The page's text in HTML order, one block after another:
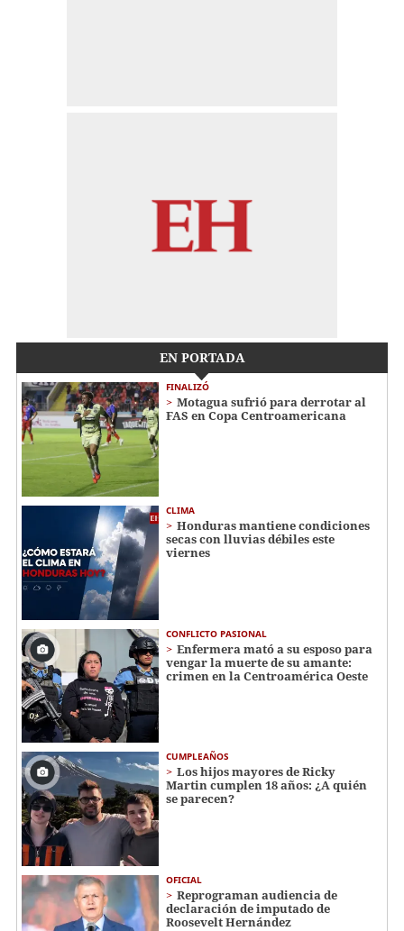
EN PORTADA
FINALIZÓ
Motagua sufrió para derrotar al
FAS en Copa Centroamericana
CLIMA
Honduras mantiene condiciones
secas con lluvias débiles este
viernes
CONFLICTO PASIONAL
Enfermera mató a su esposo para
vengar la muerte de su amante:
crimen en la Centroamérica Oeste
CUMPLEAÑOS
Los hijos mayores de Ricky
Martin cumplen 18 años: ¿A quién
se parecen?
OFICIAL
Reprograman audiencia de
declaración de imputado de
Roosevelt Hernández